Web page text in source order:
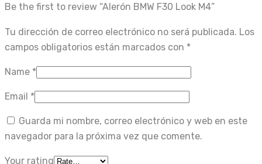
Be the first to review “Alerón BMW F30 Look M4”
Tu dirección de correo electrónico no será publicada. Los
campos obligatorios están marcados con *
Name *
Email *
Guarda mi nombre, correo electrónico y web en este
navegador para la próxima vez que comente.
Your rating